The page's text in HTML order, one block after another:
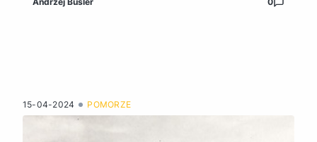
15-04-2024 POMORZE